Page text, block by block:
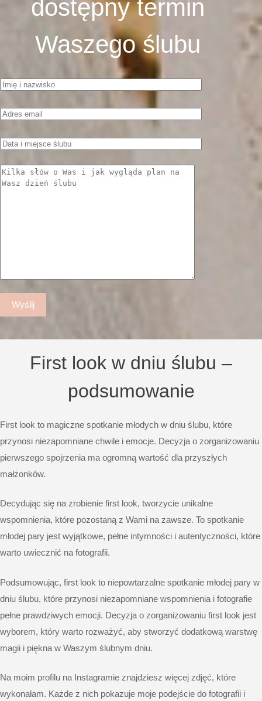
dostępny termin
Waszego ślubu
First look w dniu ślubu –
podsumowanie
First look to magiczne spotkanie młodych w dniu ślubu, które
przynosi niezapomniane chwile i emocje. Decyzja o zorganizowaniu
pierwszego spojrzenia ma ogromną wartość dla przyszłych
małżonków.
Decydując się na zrobienie first look, tworzycie unikalne
wspomnienia, które pozostaną z Wami na zawsze. To spotkanie
młodej pary jest wyjątkowe, pełne intymności i autentyczności, które
warto uwiecznić na fotografii.
Podsumowując, first look to niepowtarzalne spotkanie młodej pary w
dniu ślubu, które przynosi niezapomniane wspomnienia i fotografie
pełne prawdziwych emocji. Decyzja o zorganizowaniu first look jest
wyborem, który warto rozważyć, aby stworzyć dodatkową warstwę
magii i piękna w Waszym ślubnym dniu.
Na moim profilu na Instagramie znajdziesz więcej zdjęć, które
wykonałam. Każde z nich pokazuje moje podejście do fotografii i